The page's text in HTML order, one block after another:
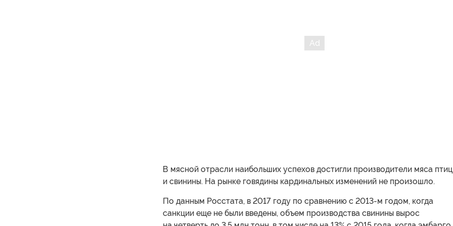
В мясной отрасли наибольших успехов достигли производители мяса
и свинины. На рынке говядины кардинальных изменений не произошло.
По данным Росстата, в 2017 году по сравнению с 2013-м годом, когда
санкции еще не были введены, объем производства свинины вырос